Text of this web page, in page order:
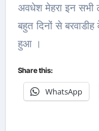
अवधेश मेहरा इन सभी
बहुत दिनों से
हुआ ।
Share this:
WhatsApp